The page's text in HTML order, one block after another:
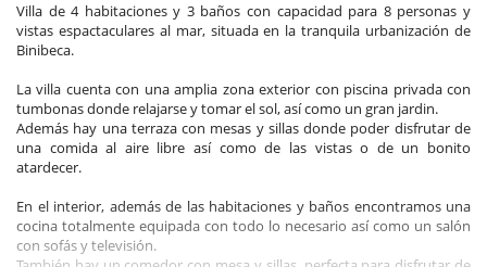
Villa de 4 habitaciones y 3 baños con capacidad para 8 personas y
vistas espactaculares al mar, situada en la tranquila urbanización de
Binibeca.
La villa cuenta con una amplia zona exterior con piscina privada con
tumbonas donde relajarse y tomar el sol, así como un gran jardin.
Además hay una terraza con mesas y sillas donde poder disfrutar de
una comida al aire libre así como de las vistas o de un bonito
atardecer.
En el interior, además de las habitaciones y baños encontramos una
cocina totalmente equipada con todo lo necesario así como un salón
con sofás y televisión.